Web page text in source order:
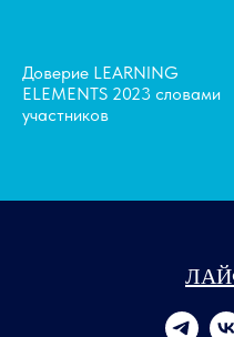
Доверие LEARNING
ELEMENTS 2023 словами
участников